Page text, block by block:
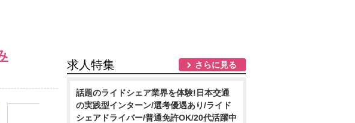
求人特集 さらに見る
話題のライドシェア業界を体験!日本交通
の実践型インターン/選考優遇あり/ライド
シェアドライバー/普通免許OK/20代活躍中